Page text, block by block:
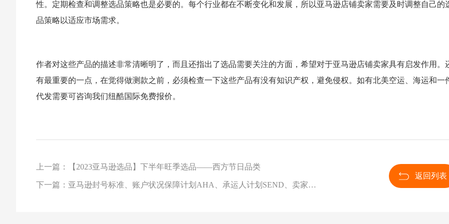
性。定期检查和调整选品策略也是必要的。每个行业都在不断变化和发展，所以亚马逊店铺卖家需要及时调整自己的
品策略以适应市场需求。
作者对这些产品的描述非常清晰明了，而且还指出了选品需要关注的方面，希望对于亚马逊店铺卖家具有启发作用。
有最重要的一点，在觉得做测款之前，必须检查一下这些产品有没有知识产权，避免侵权。如有北美空运、海运和一
代发需要可咨询我们纽酷国际免费报价。
返回列表
上一篇：【2023亚马逊选品】下半年旺季选品——西方节日品类
下一篇：亚马逊封号标准、账户状况保障计划AHA、承运人计划SEND、卖家钱包计划